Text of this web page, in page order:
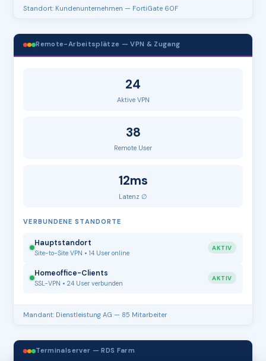
Standort: Kundenunternehmen — FortiGate 60F
Remote-Arbeitsplätze — VPN & Zugang
24
Aktive VPN
38
Remote User
12ms
Latenz ∅
VERBUNDENE STANDORTE
Hauptstandort
Site-to-Site VPN • 14 User online
AKTIV
Homeoffice-Clients
SSL-VPN • 24 User verbunden
AKTIV
Mandant: Dienstleistung AG — 85 Mitarbeiter
Terminalserver — RDS Farm